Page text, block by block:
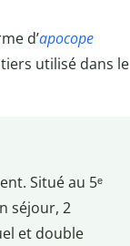
d’apocope
utilisé dans le
Situé au 5ᵉ
séjour, 2
et double